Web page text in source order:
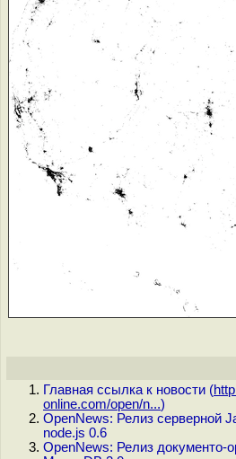
Главная ссылка к новости (
online.com/open/n...)
OpenNews: Релиз серверной
node.js 0.6
OpenNews: Релиз документо-